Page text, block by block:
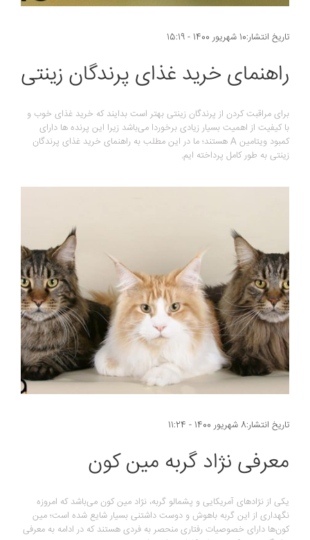
تاریخ انتشار:10 شهریور 1400 - 15:19
راهنمای خرید غذای پرندگان زینتی
برای مراقبت کردن از پرندگان زینتی بهتر است بدایند که خرید غذای خوب و
با کیفیت از اهمیت بسیار زیادی برخوردا می‌باشد زیرا این پرنده ها دارای
کمبود ویتامین A هستند؛ ما در این مطلب به راهنمای خرید غذای پرندگان
زینتی به طور کامل پرداخته ایم.
تاریخ انتشار:8 شهریور 1400 - 11:24
معرفی نژاد گربه مین کون
یکی از نژادهای آمریکایی و پشمالو گربه، نژاد مین کون می‌باشد که امروزه
نگهداری از این گربه باهوش و دوست داشتنی بسیار شایع شده است؛ مین
کون‌ها دارای خصوصیات رفتاری منحصر به فردی هستند که در ادامه به معرفی